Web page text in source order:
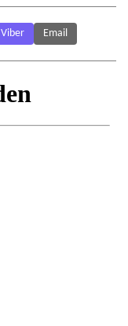
Viber Email